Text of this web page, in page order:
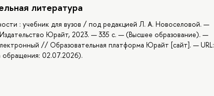
литература
: учебник для вузов / под редакцией Л. А. Новоселовой. —
Юрайт, 2023. — 335 с. — (Высшее образование). —
// Образовательная платформа Юрайт [сайт]. — URL:
02.07.2026).